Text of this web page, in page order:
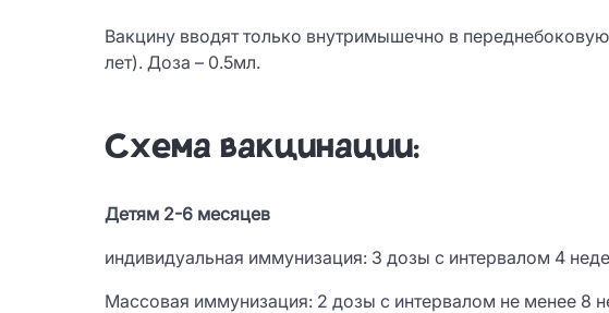
Вакцину вводят только внутримышечно в
лет). Доза – 0.5мл.
Схема вакцинации:
Детям 2-6 месяцев
индивидуальная иммунизация: 3 дозы с интервалом 4
Массовая иммунизация: 2 дозы с интервалом не менее 8